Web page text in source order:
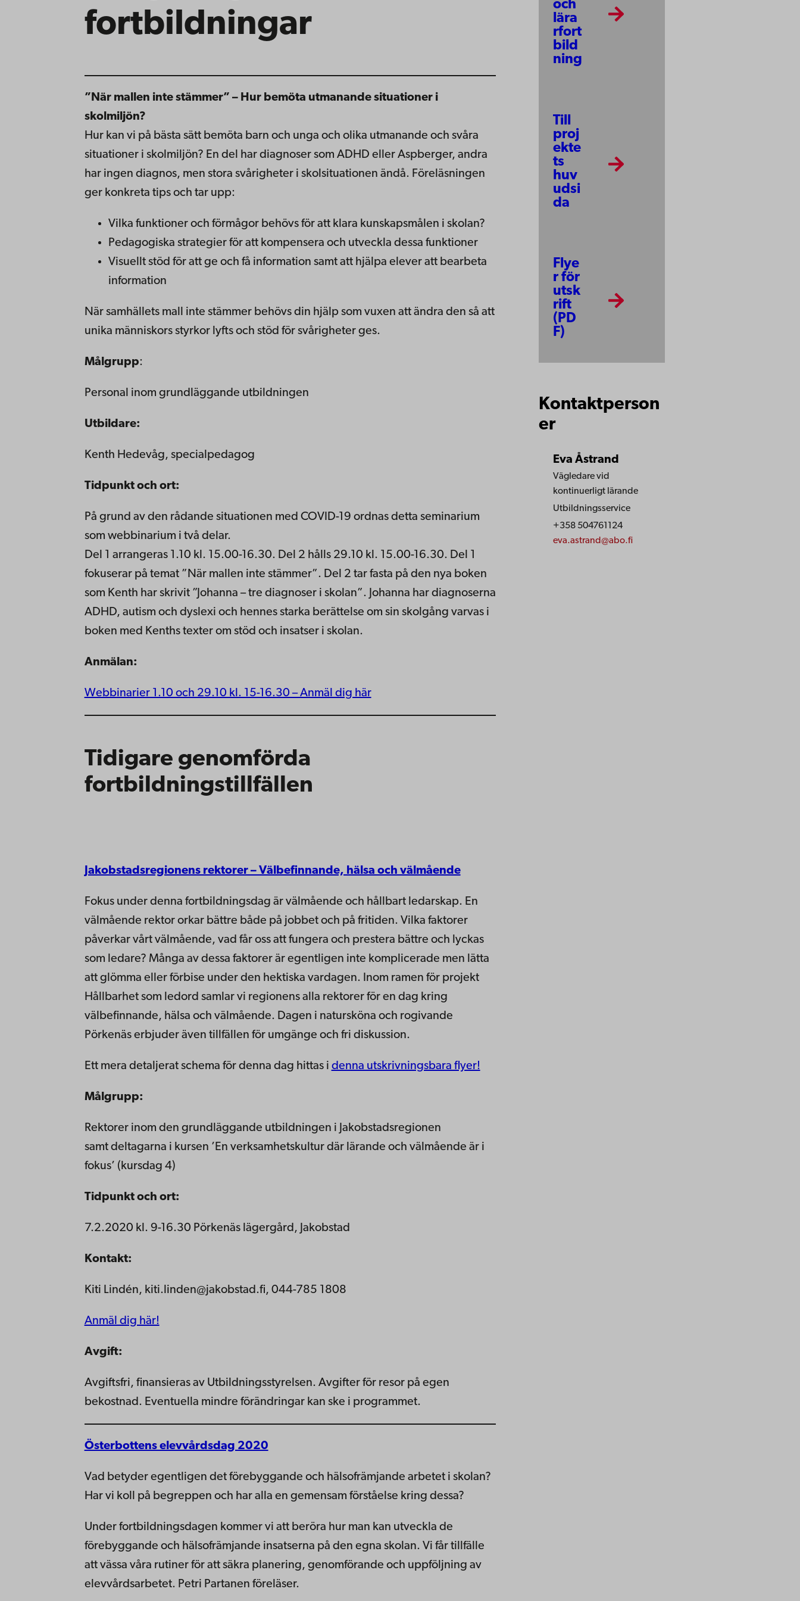
fortbildningar
”När mallen inte stämmer” – Hur bemöta utmanande situationer i
skolmiljön?
Hur kan vi på bästa sätt bemöta barn och unga och olika utmanande och svåra
situationer i skolmiljön? En del har diagnoser som ADHD eller Aspberger, andra
har ingen diagnos, men stora svårigheter i skolsituationen ändå. Föreläsningen
ger konkreta tips och tar upp:
Vilka funktioner och förmågor behövs för att klara kunskapsmålen i skolan?
Pedagogiska strategier för att kompensera och utveckla dessa funktioner
Visuellt stöd för att ge och få information samt att hjälpa elever att bearbeta
information
När samhällets mall inte stämmer behövs din hjälp som vuxen att ändra den så att
unika människors styrkor lyfts och stöd för svårigheter ges.
Målgrupp:
Personal inom grundläggande utbildningen
Utbildare:
Kenth Hedevåg, specialpedagog
Tidpunkt och ort:
På grund av den rådande situationen med COVID-19 ordnas detta seminarium
som webbinarium i två delar.
Del 1 arrangeras 1.10 kl. 15.00-16.30. Del 2 hålls 29.10 kl. 15.00-16.30. Del 1
fokuserar på temat ”När mallen inte stämmer”. Del 2 tar fasta på den nya boken
som Kenth har skrivit ”Johanna – tre diagnoser i skolan”. Johanna har diagnoserna
ADHD, autism och dyslexi och hennes starka berättelse om sin skolgång varvas i
boken med Kenths texter om stöd och insatser i skolan.
Anmälan:
Webbinarier 1.10 och 29.10 kl. 15-16.30 – Anmäl dig här
Tidigare genomförda
fortbildningstillfällen
Jakobstadsregionens rektorer – Välbefinnande, hälsa och välmående
Fokus under denna fortbildningsdag är välmående och hållbart ledarskap. En
välmående rektor orkar bättre både på jobbet och på fritiden. Vilka faktorer
påverkar vårt välmående, vad får oss att fungera och prestera bättre och lyckas
som ledare? Många av dessa faktorer är egentligen inte komplicerade men lätta
att glömma eller förbise under den hektiska vardagen. Inom ramen för projekt
Hållbarhet som ledord samlar vi regionens alla rektorer för en dag kring
välbefinnande, hälsa och välmående. Dagen i natursköna och rogivande
Pörkenäs erbjuder även tillfällen för umgänge och fri diskussion.
Ett mera detaljerat schema för denna dag hittas i denna utskrivningsbara flyer!
Målgrupp:
Rektorer inom den grundläggande utbildningen i Jakobstadsregionen
samt deltagarna i kursen ’En verksamhetskultur där lärande och välmående är i
fokus’ (kursdag 4)
Tidpunkt och ort:
7.2.2020 kl. 9-16.30 Pörkenäs lägergård, Jakobstad
Kontakt:
Kiti Lindén, kiti.linden@jakobstad.fi, 044-785 1808
Anmäl dig här!
Avgift:
Avgiftsfri, finansieras av Utbildningsstyrelsen. Avgifter för resor på egen
bekostnad. Eventuella mindre förändringar kan ske i programmet.
Österbottens elevvårdsdag 2020
Vad betyder egentligen det förebyggande och hälsofrämjande arbetet i skolan?
Har vi koll på begreppen och har alla en gemensam förståelse kring dessa?
Under fortbildningsdagen kommer vi att beröra hur man kan utveckla de
förebyggande och hälsofrämjande insatserna på den egna skolan. Vi får tillfälle
att vässa våra rutiner för att säkra planering, genomförande och uppföljning av
elevvårdsarbetet. Petri Partanen föreläser.
och
lära
rfort
bild
ning
Till
proj
ekte
ts
huv
udsi
da
Flye
r för
utsk
rift
(PD
F)
Kontaktperson
er
Eva Åstrand
Vägledare vid
kontinuerligt lärande
Utbildningsservice
+358 504761124
eva.astrand@abo.fi